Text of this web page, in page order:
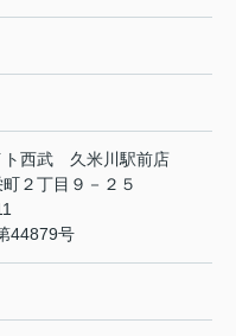
ト西武 久米川駅前店
２丁目９－２５
44879号